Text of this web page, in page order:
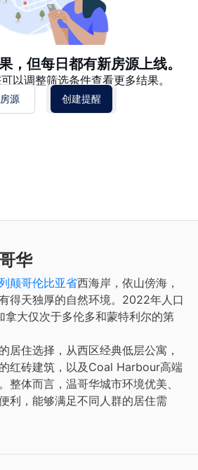
，但每日都有新房源上线。
以调整筛选条件查看更多结果。
源 创建提醒
华
颠哥伦比亚省西海岸，依山傍海，
得天独厚的自然环境。2022年人口
大仅次于多伦多和蒙特利尔的第
居住选择，从西区经典低层公寓，
红砖建筑，以及Coal Harbour高端
整体而言，温哥华城市环境优美、
利，能够满足不同人群的居住需